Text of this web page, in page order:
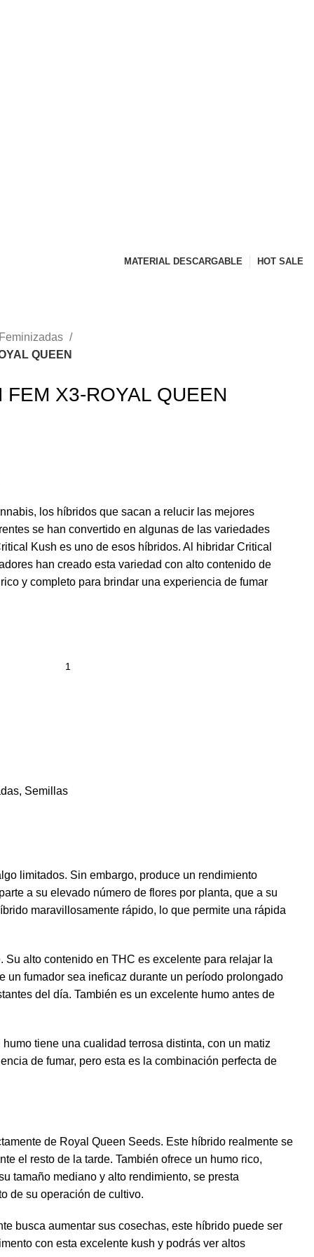
MATERIAL DESCARGABLE
HOT SALE
Feminizadas
QUEEN
FEM X3-ROYAL QUEEN
los híbridos que sacan a relucir las mejores
se han convertido en algunas de las variedades
Kush es uno de esos híbridos. Al hibridar Critical
han creado esta variedad con alto contenido de
y completo para brindar una experiencia de fumar
, Semillas
limitados. Sin embargo, produce un rendimiento
a su elevado número de flores por planta, que a su
maravillosamente rápido, lo que permite una rápida
alto contenido en THC es excelente para relajar la
un fumador sea ineficaz durante un período prolongado
del día. También es un excelente humo antes de
tiene una cualidad terrosa distinta, con un matiz
de fumar, pero esta es la combinación perfecta de
de Royal Queen Seeds. Este híbrido realmente se
el resto de la tarde. También ofrece un humo rico,
tamaño mediano y alto rendimiento, se presta
de su operación de cultivo.
busca aumentar sus cosechas, este híbrido puede ser
con esta excelente kush y podrás ver altos